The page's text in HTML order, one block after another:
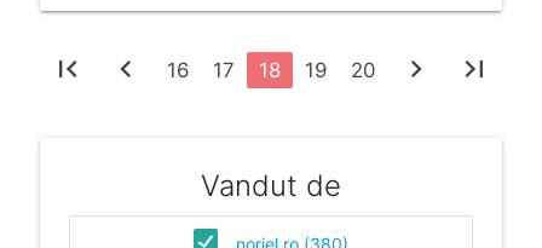
first_page chevron_left 16 17 18 19 20 chevron_right last_page
Vandut de
noriel.ro (380)